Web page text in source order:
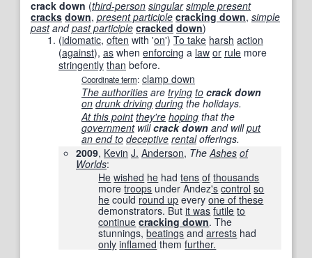
crack down (third-person singular simple present
cracks down, present participle cracking down, simple
pastandpast participle cracked down)
(idiomatic, often with 'on') To take harsh action
(against), as when enforcing a law or rule more
stringently than before.
Coordinate term: clamp down
The authorities are trying to crack down
on drunk driving during the holidays.
At this point they're hoping that the
governmentwillcrack down and willput
an end to deceptive rentalofferings.
2009, Kevin J. Anderson, The Ashes of
Worlds:
He wished he hadtens of thousands
moretroops under Andez's control so
he could round up everyone of these
demonstrators. Butit was futile to
continue cracking down. The
stunnings,beatings andarrests had
only inflamed themfurther.